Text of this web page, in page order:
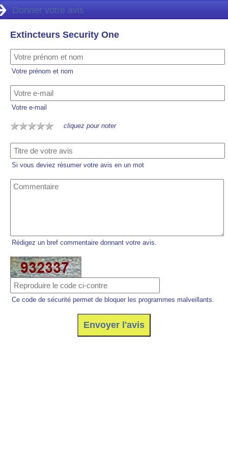
Donner votre avis
Extincteurs Security One
Votre prénom et nom
Votre e-mail
cliquez pour noter
Si vous deviez résumer votre avis en un mot
Rédigez un bref commentaire donnant votre avis.
Ce code de sécurité permet de bloquer les programmes malveillants.